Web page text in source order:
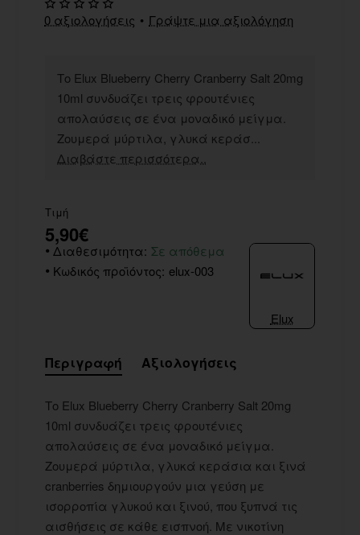
Το Elux Blueberry Cherry Cranberry Salt 20mg
10ml συνδυάζει τρεις φρουτένιες
απολαύσεις σε ένα μοναδικό μείγμα.
Ζουμερά μύρτιλα, γλυκά κεράσ...
Διαβάστε περισσότερα..
0 αξιολογήσεις • Γράψτε μια αξιολόγηση
Τιμή
5,90€
Διαθεσιμότητα: Σε απόθεμα
Κωδικός προϊόντος: elux-003
Elux
Περιγραφή Αξιολογήσεις
Το Elux Blueberry Cherry Cranberry Salt 20mg
10ml συνδυάζει τρεις φρουτένιες
απολαύσεις σε ένα μοναδικό μείγμα.
Ζουμερά μύρτιλα, γλυκά κεράσια και ξινά
cranberries δημιουργούν μια γεύση με
ισορροπία γλυκού και ξινού, που ξυπνά τις
αισθήσεις σε κάθε εισπνοή. Με νικοτίνη